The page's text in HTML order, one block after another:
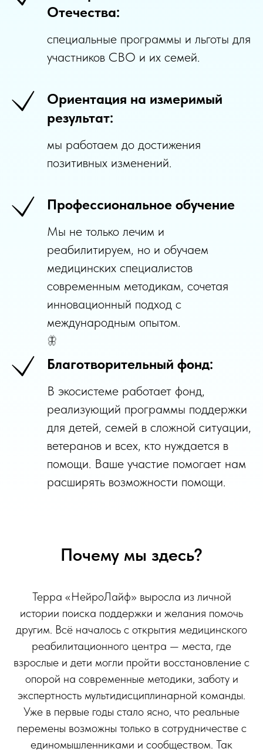
🦋
Отечества:
специальные программы и льготы для
участников СВО и их семей.
Ориентация на измеримый
результат:
мы работаем до достижения
позитивных изменений.
Профессиональное обучение
Мы не только лечим и
реабилитируем, но и обучаем
медицинских специалистов
современным методикам, сочетая
инновационный подход с
международным опытом.
Благотворительный фонд:
В экосистеме работает фонд,
реализующий программы поддержки
для детей, семей в сложной ситуации,
ветеранов и всех, кто нуждается в
помощи. Ваше участие помогает нам
расширять возможности помощи.
Почему мы здесь?
Терра «НейроЛайф» выросла из личной
истории поиска поддержки и желания помочь
другим. Всё началось с открытия медицинского
реабилитационного центра — места, где
взрослые и дети могли пройти восстановление с
опорой на современные методики, заботу и
экспертность мультидисциплинарной команды.
Уже в первые годы стало ясно, что реальные
перемены возможны только в сотрудничестве с
единомышленниками и сообществом. Так